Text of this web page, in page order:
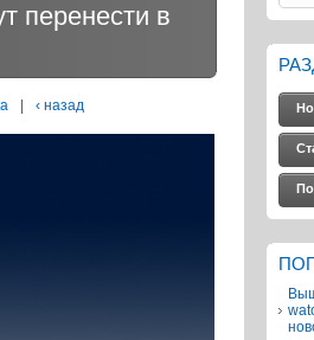
перенести в
| ‹ назад